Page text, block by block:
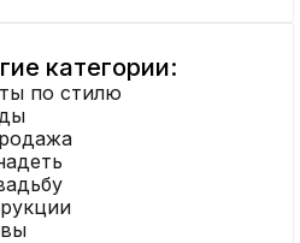
белый
категории:
по стилю